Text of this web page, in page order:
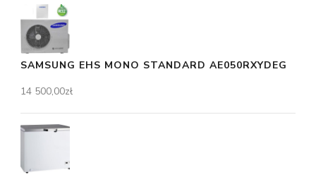
SAMSUNG EHS MONO STANDARD AE050RXYDEG
14 500,00zł